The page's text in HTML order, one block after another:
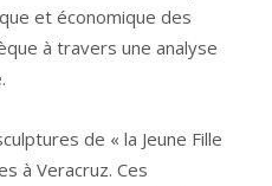
et économique des
à travers une analyse
de « la Jeune Fille
à Veracruz. Ces